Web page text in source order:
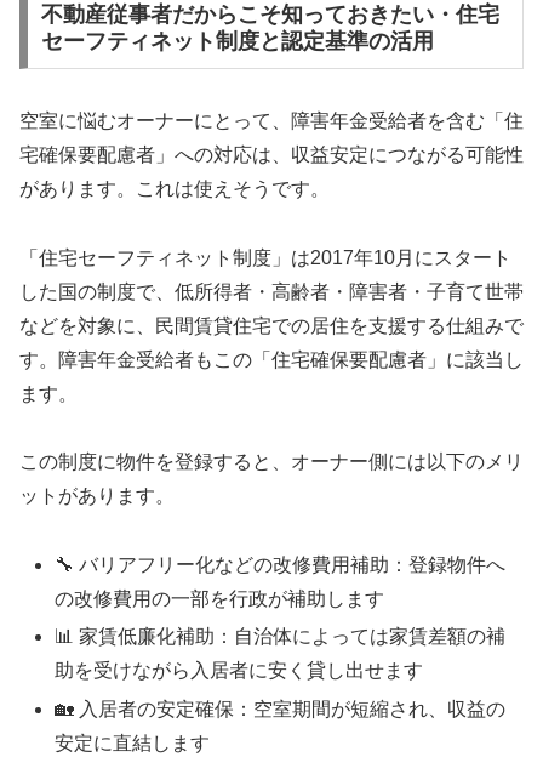
不動産従事者だからこそ知っておきたい・住宅
セーフティネット制度と認定基準の活用
空室に悩むオーナーにとって、障害年金受給者を含む「住
宅確保要配慮者」への対応は、収益安定につながる可能性
があります。これは使えそうです。
「住宅セーフティネット制度」は2017年10月にスタート
した国の制度で、低所得者・高齢者・障害者・子育て世帯
などを対象に、民間賃貸住宅での居住を支援する仕組みで
す。障害年金受給者もこの「住宅確保要配慮者」に該当し
ます。
この制度に物件を登録すると、オーナー側には以下のメリ
ットがあります。
🔧 バリアフリー化などの改修費用補助：登録物件へ
の改修費用の一部を行政が補助します
📊 家賃低廉化補助：自治体によっては家賃差額の補
助を受けながら入居者に安く貸し出せます
🏡 入居者の安定確保：空室期間が短縮され、収益の
安定に直結します